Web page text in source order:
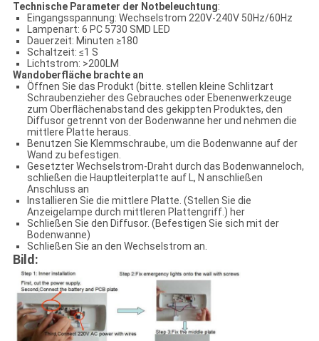
Technische Parameter der Notbeleuchtung:
Eingangsspannung: Wechselstrom 220V-240V 50Hz/60Hz
Lampenart: 6 PC 5730 SMD LED
Dauerzeit: Minuten ≥180
Schaltzeit: ≤1 S
Lichtstrom: >200LM
Wandoberfläche brachte an
Öffnen Sie das Produkt (bitte. stellen kleine Schlitzart
Schraubenzieher des Gebrauches oder Ebenenwerkzeuge
zum Oberflächenabstand des gekippten Produktes, den
Diffusor getrennt von der Bodenwanne her und nehmen die
mittlere Platte heraus.
Benutzen Sie Klemmschraube, um die Bodenwanne auf der
Wand zu befestigen.
Gesetzter Wechselstrom-Draht durch das Bodenwanneloch,
schließen die Hauptleiterplatte auf L, N anschließen
Anschluss an
Installieren Sie die mittlere Platte. (Stellen Sie die
Anzeigelampe durch mittleren Plattengriff.) her
Schließen Sie den Diffusor. (Befestigen Sie sich mit der
Bodenwanne)
Schließen Sie an den Wechselstrom an.
Bild: